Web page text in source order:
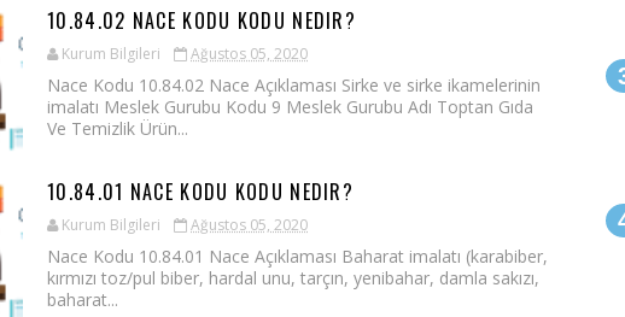
10.84.02 NACE KODU KODU NEDIR?
Kurum Bilgileri Ağustos 05, 2020
Nace Kodu 10.84.02 Nace Açıklaması Sirke ve sirke ikamelerinin
imalatı Meslek Gurubu Kodu 9 Meslek Gurubu Adı Toptan Gıda
Ve Temizlik Ürün...
10.84.01 NACE KODU KODU NEDIR?
Kurum Bilgileri Ağustos 05, 2020
Nace Kodu 10.84.01 Nace Açıklaması Baharat imalatı (karabiber,
kırmızı toz/pul biber, hardal unu, tarçın, yenibahar, damla sakızı,
baharat...